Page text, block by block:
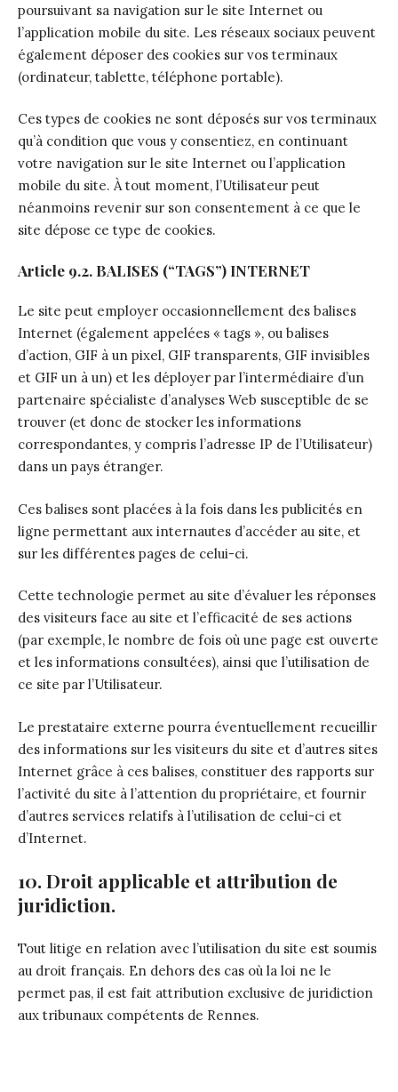
poursuivant sa navigation sur le site Internet ou
l’application mobile du site. Les réseaux sociaux peuvent
également déposer des cookies sur vos terminaux
(ordinateur, tablette, téléphone portable).
Ces types de cookies ne sont déposés sur vos terminaux
qu’à condition que vous y consentiez, en continuant
votre navigation sur le site Internet ou l’application
mobile du site. À tout moment, l’Utilisateur peut
néanmoins revenir sur son consentement à ce que le
site dépose ce type de cookies.
Article 9.2. BALISES (“TAGS”) INTERNET
Le site peut employer occasionnellement des balises
Internet (également appelées « tags », ou balises
d’action, GIF à un pixel, GIF transparents, GIF invisibles
et GIF un à un) et les déployer par l’intermédiaire d’un
partenaire spécialiste d’analyses Web susceptible de se
trouver (et donc de stocker les informations
correspondantes, y compris l’adresse IP de l’Utilisateur)
dans un pays étranger.
Ces balises sont placées à la fois dans les publicités en
ligne permettant aux internautes d’accéder au site, et
sur les différentes pages de celui-ci.
Cette technologie permet au site d’évaluer les réponses
des visiteurs face au site et l’efficacité de ses actions
(par exemple, le nombre de fois où une page est ouverte
et les informations consultées), ainsi que l’utilisation de
ce site par l’Utilisateur.
Le prestataire externe pourra éventuellement recueillir
des informations sur les visiteurs du site et d’autres sites
Internet grâce à ces balises, constituer des rapports sur
l’activité du site à l’attention du propriétaire, et fournir
d’autres services relatifs à l’utilisation de celui-ci et
d’Internet.
10. Droit applicable et attribution de
juridiction.
Tout litige en relation avec l’utilisation du site est soumis
au droit français. En dehors des cas où la loi ne le
permet pas, il est fait attribution exclusive de juridiction
aux tribunaux compétents de Rennes.